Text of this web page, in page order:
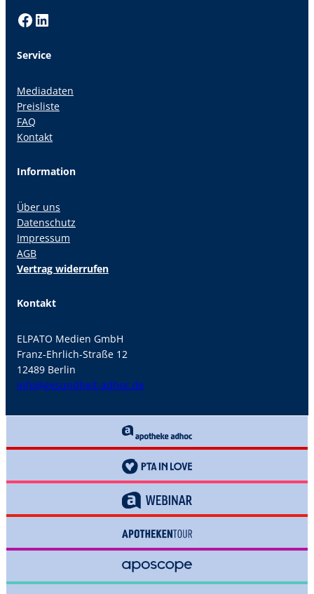
Facebook LinkedIn
Service
Mediadaten
Preisliste
FAQ
Kontakt
Information
Über uns
Datenschutz
Impressum
AGB
Vertrag widerrufen
Kontakt
ELPATO Medien GmbH
Franz-Ehrlich-Straße 12
12489 Berlin
info@gesundheit-adhoc.de